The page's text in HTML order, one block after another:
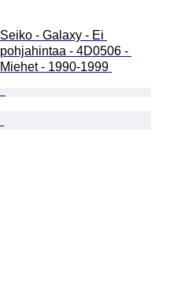
Seiko - Galaxy - Ei
pohjahintaa - 4D0506 -
Miehet - 1990-1999